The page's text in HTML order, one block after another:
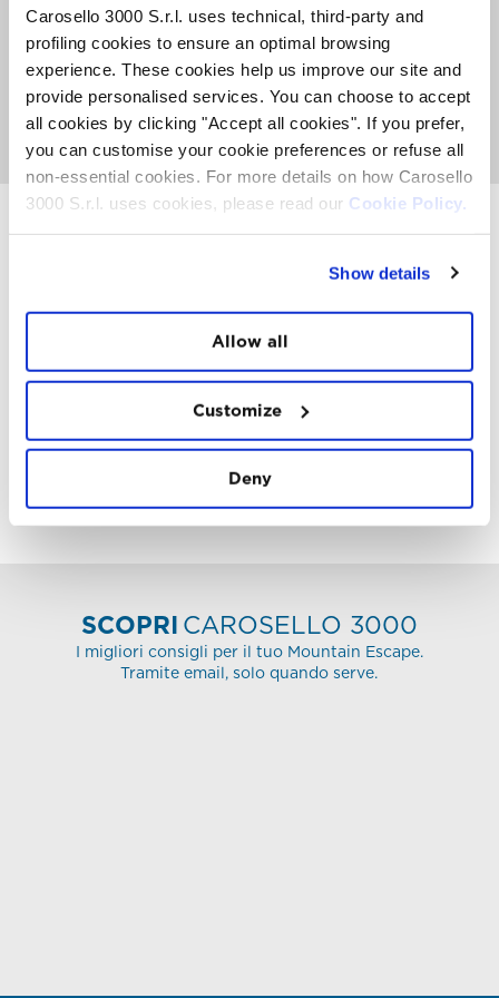
Carosello 3000 S.r.l. uses technical, third-party and
profiling cookies to ensure an optimal browsing
experience. These cookies help us improve our site and
provide personalised services. You can choose to accept
all cookies by clicking "Accept all cookies". If you prefer,
you can customise your cookie preferences or refuse all
non-essential cookies. For more details on how Carosello
3000 S.r.l. uses cookies, please read our Cookie Policy.
Show details
Allow all
Customize
Deny
un’abbondante Mountain Breakfast con piatti dolci e
salati.
Il pacchetto include il biglietto di andata e ritorno in
cabinovia e la Mountain Breakfast presso il Ristoro
Carosello 3000. Solo 50 posti disponibili.
VAI ALLA PAGINA SUNRISE EXPERIENCE
#THEMOUNTAINISFREEDOM
FOLLOWUS
SCOPRICAROSELLO 3000
I migliori consigli per il tuo Mountain Escape.
Tramite email, solo quando serve.